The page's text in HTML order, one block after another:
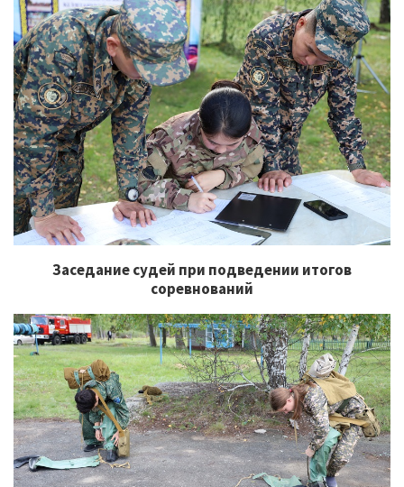
Заседание судей при подведении итогов
соревнований